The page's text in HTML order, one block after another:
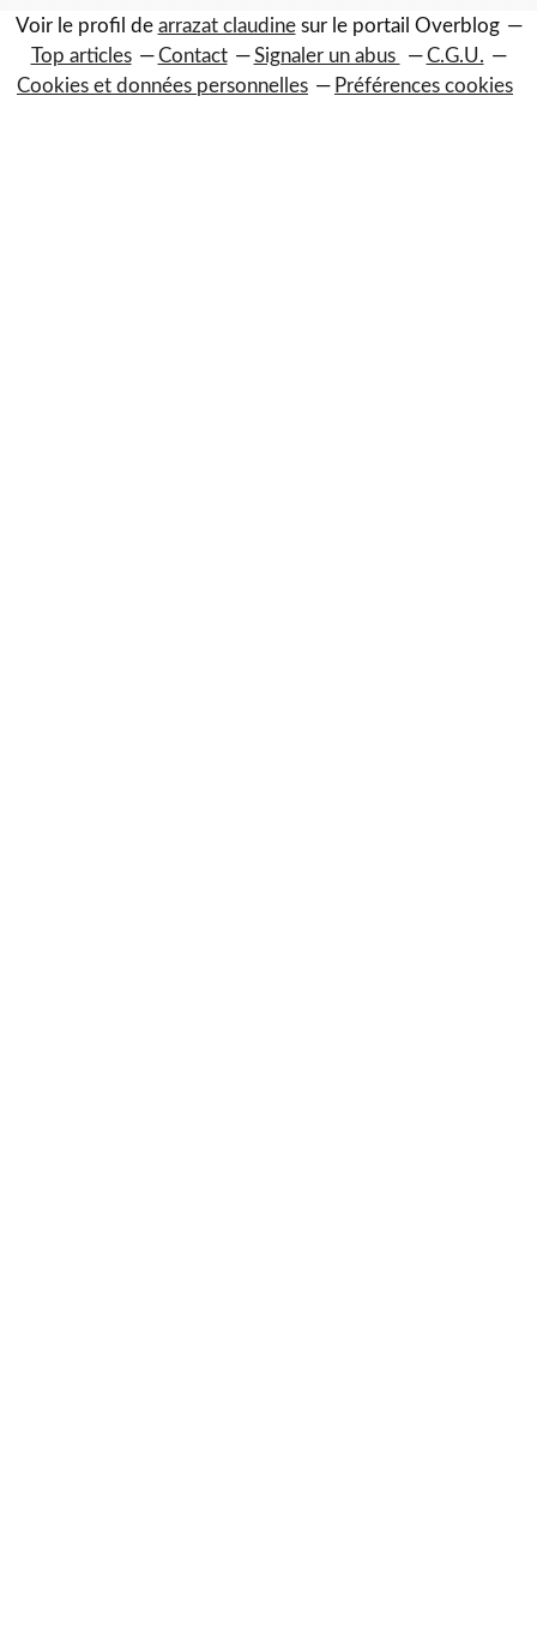
Voir le profil de arrazat claudinesur le portail Overblog
Top articles
Contact Signaler un abus
C.G.U.
Cookies et données personnelles
Préférences cookies